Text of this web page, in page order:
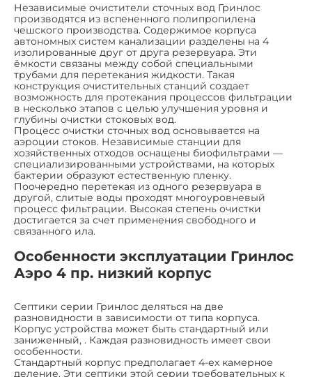
Независимые очистители сточных вод Гринлос
производятся из вспененного полипропилена
чешского производства. Содержимое корпуса
автономных систем канализации разделены на 4
изолированные друг от друга резервуара. Эти
ёмкости связаны между собой специальными
трубами для перетекания жидкости. Такая
конструкция очистительных станций создает
возможность для протекания процессов фильтрации
в несколько этапов с целью улучшения уровня и
глубины очистки стоковых вод.
Процесс очистки сточных вод основывается на
аэроции стоков. Независимые станции для
хозяйственных отходов оснащены биофильтрами —
специализированными устройствами, на которых
бактерии образуют естественную пленку.
Поочередно перетекая из одного резервуара в
другой, слитые воды проходят многоуровневый
процесс фильтрации. Высокая степень очистки
достигается за счет применения свободного и
связанного ила.
Особенности эксплуатации Гринлос
Аэро 4 пр. низкий корпус
Септики серии Гринлос деляться на две
разновидности в зависимости от типа корпуса.
Корпус устройства может быть стандартный или
заниженный, . Каждая разновидность имеет свои
особенности.
Стандартный корпус предполагает 4-ех камерное
деление. Эти септики этой серии требовательных к